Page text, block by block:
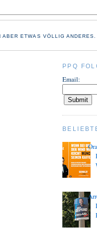
ABER ETWAS VÖLLIG
PPQ
Email: